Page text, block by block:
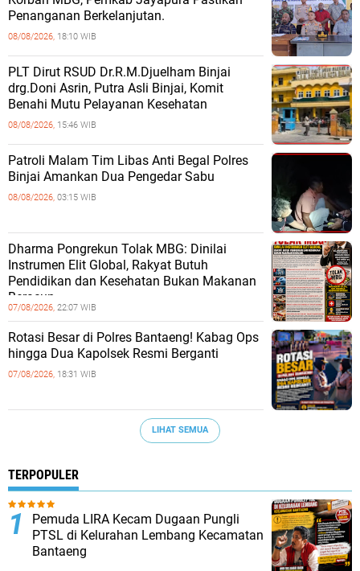
Penanganan Berkelanjutan.
08/08/2026, 18:10 WIB
PLT Dirut RSUD Dr.R.M.Djuelham Binjai
drg.Doni Asrin, Putra Asli Binjai, Komit
Benahi Mutu Pelayanan Kesehatan
08/08/2026, 15:46 WIB
Patroli Malam Tim Libas Anti Begal Polres
Binjai Amankan Dua Pengedar Sabu
08/08/2026, 03:15 WIB
Dharma Pongrekun Tolak MBG: Dinilai
Instrumen Elit Global, Rakyat Butuh
Pendidikan dan Kesehatan Bukan Makanan
Beracun.
07/08/2026, 22:07 WIB
Rotasi Besar di Polres Bantaeng! Kabag Ops
hingga Dua Kapolsek Resmi Berganti
07/08/2026, 18:31 WIB
LIHAT SEMUA
TERPOPULER
Pemuda LIRA Kecam Dugaan Pungli
PTSL di Kelurahan Lembang Kecamatan
Bantaeng